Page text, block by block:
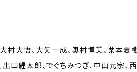
大悟、大矢一成、奥村博美、栗本夏
口鯉太郎、でぐちみつぎ、中山元宗、